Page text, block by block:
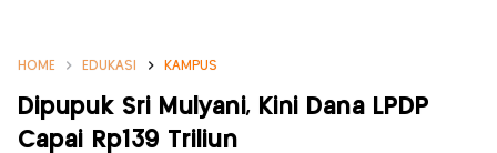
HOME EDUKASI KAMPUS
Dipupuk Sri Mulyani, Kini Dana LPDP
Capai Rp139 Triliun